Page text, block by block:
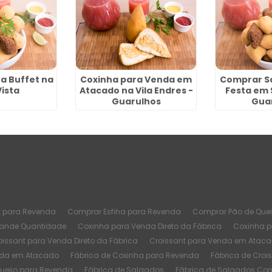
Buffet na
Coxinha para Venda em
Atacado na Vila Endres -
Guarulhos
Comprar
Festa em
Revenda Comprar Esfiha para Revenda Comprar Pão de
Quantidade Coxinha para Venda Direto da Fábrica
Coxinha
para Venda Direto da Fábrica Croissant para Venda em
em Atacado Fábrica de Coxinha para Revenda
Fábrica de
para Revenda Fábrica de Salgados Fábrica de Salgados